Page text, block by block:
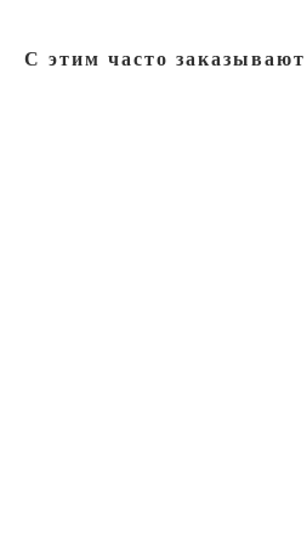
С этим часто заказывают